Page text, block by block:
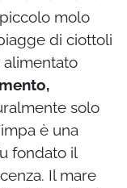
molo
di ciottoli
alimentato
solo
è una
fondato il
Il mare